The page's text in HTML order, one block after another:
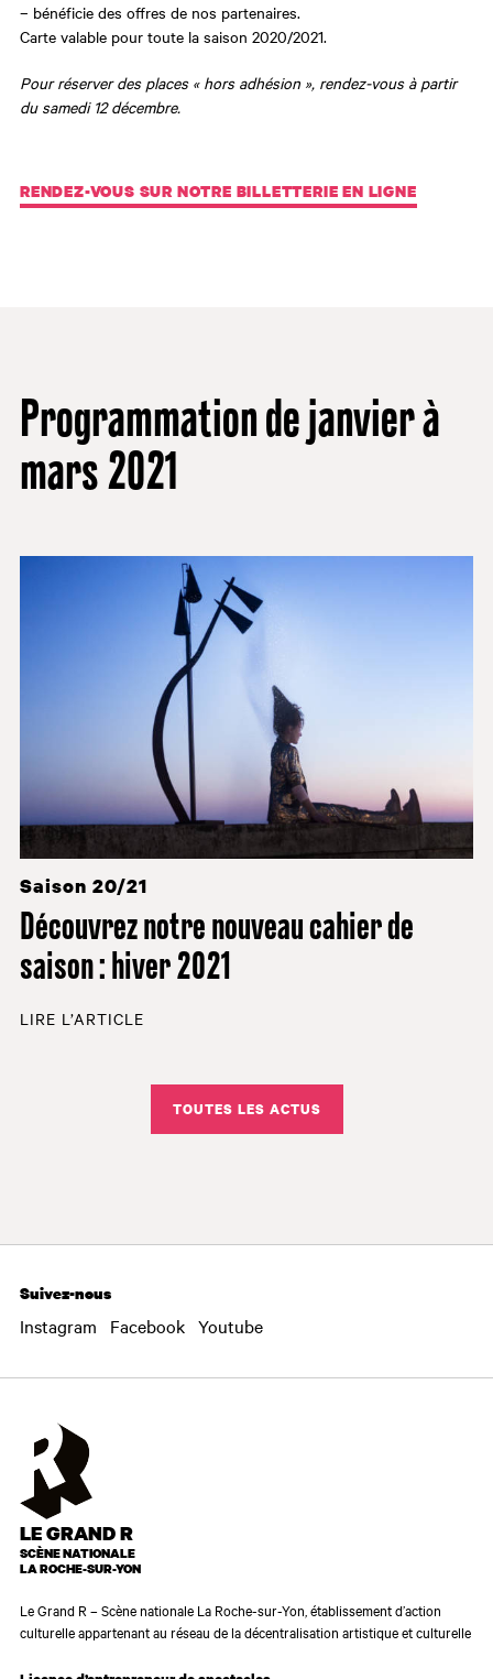
– bénéficie des offres de nos partenaires.
Carte valable pour toute la saison 2020/2021.
Pour réserver des places « hors adhésion », rendez-vous à partir
du samedi 12 décembre.
RENDEZ-VOUS SUR NOTRE BILLETTERIE EN LIGNE
Programmation de janvier à
mars 2021
Saison 20/21
Découvrez notre nouveau cahier de
saison : hiver 2021
LIRE L’ARTICLE
TOUTES LES ACTUS
Suivez-nous
Instagram Facebook Youtube
LE GRAND R
SCÈNE NATIONALE
LA ROCHE-SUR-YON
Le Grand R – Scène nationale La Roche-sur-Yon, établissement d’action
culturelle appartenant au réseau de la décentralisation artistique et culturelle